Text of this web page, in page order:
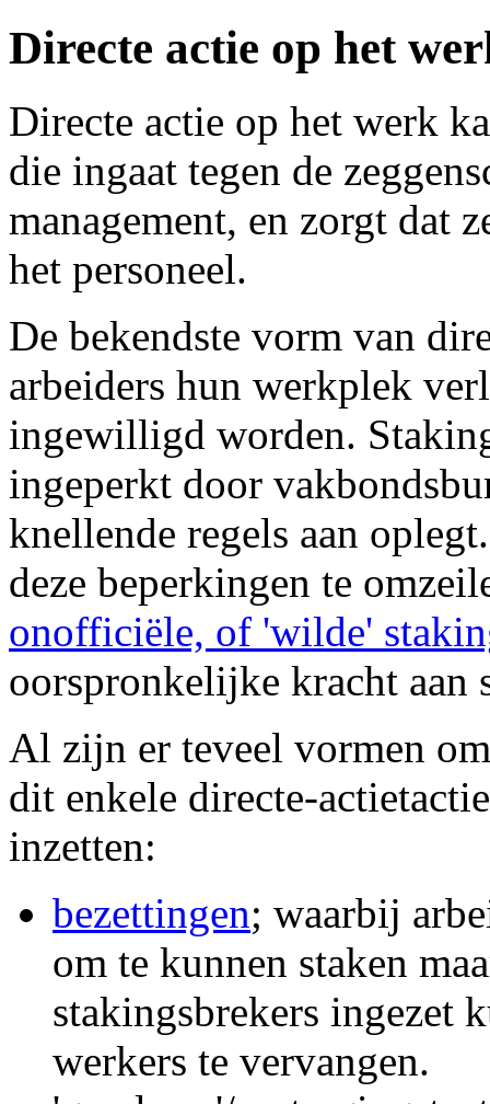
Directe actie op het
Directe actie op het werk
die ingaat tegen de
management, en zorgt dat
het personeel.
De bekendste vorm van
arbeiders hun werkplek
ingewilligd worden.
ingeperkt door
knellende regels aan
deze beperkingen te
onofficiële, of 'wilde'
oorspronkelijke kracht aan
Al zijn er teveel vormen
dit enkele directe-
inzetten:
bezettingen; waarbij
om te kunnen staken
stakingsbrekers ingezet
werkers te vervangen.